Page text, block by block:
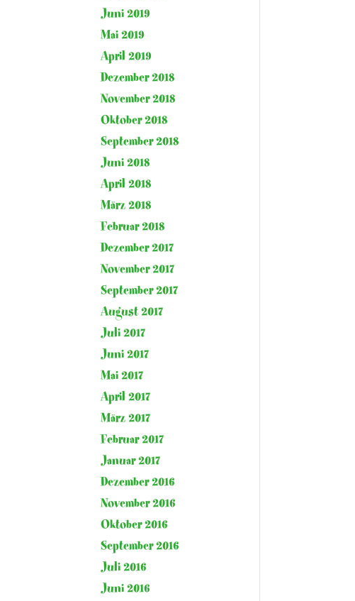
Juni 2019
Mai 2019
April 2019
Dezember 2018
November 2018
Oktober 2018
September 2018
Juni 2018
April 2018
März 2018
Februar 2018
Dezember 2017
November 2017
September 2017
August 2017
Juli 2017
Juni 2017
Mai 2017
April 2017
März 2017
Februar 2017
Januar 2017
Dezember 2016
November 2016
Oktober 2016
September 2016
Juli 2016
Juni 2016